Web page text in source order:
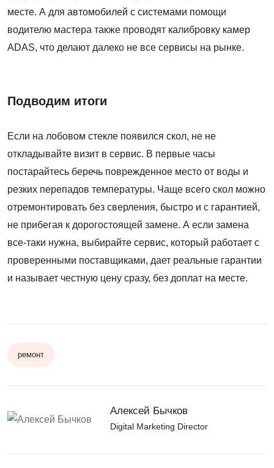
месте. А для автомобилей с системами помощи
водителю мастера также проводят калибровку камер
ADAS, что делают далеко не все сервисы на рынке.
Подводим итоги
Если на лобовом стекле появился скол, не не
откладывайте визит в сервис. В первые часы
постарайтесь беречь поврежденное место от воды и
резких перепадов температуры. Чаще всего скол можно
отремонтировать без сверления, быстро и с гарантией,
не прибегая к дорогостоящей замене. А если замена
все-таки нужна, выбирайте сервис, который работает с
проверенными поставщиками, дает реальные гарантии
и называет честную цену сразу, без доплат на месте.
ремонт
Алексей Бычков
Digital Marketing Director